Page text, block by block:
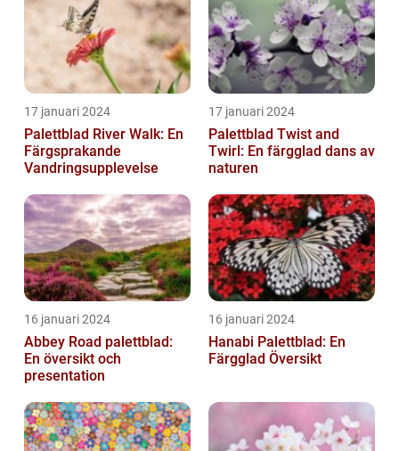
17 januari 2024
Palettblad River Walk: En
Färgsprakande
Vandringsupplevelse
17 januari 2024
Palettblad Twist and
Twirl: En färgglad dans av
naturen
16 januari 2024
Abbey Road palettblad:
En översikt och
presentation
16 januari 2024
Hanabi Palettblad: En
Färgglad Översikt